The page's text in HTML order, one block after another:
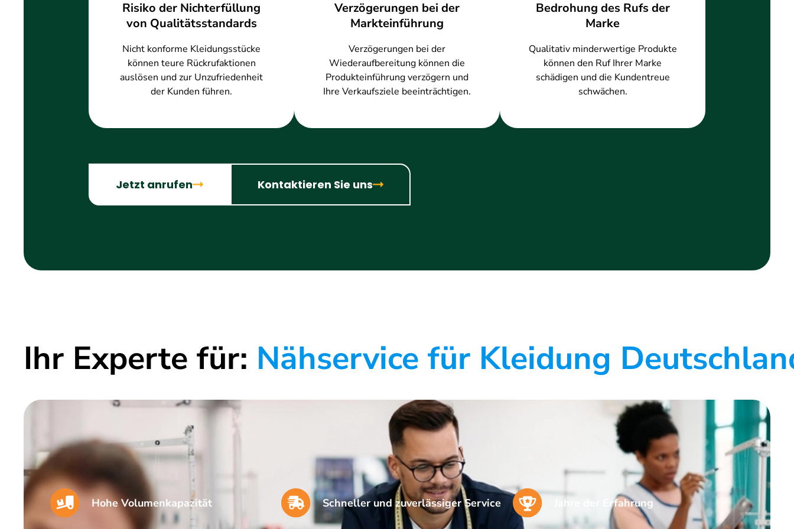
Risiko der Nichterfüllung
von Qualitätsstandards
Nicht konforme Kleidungsstücke
können teure Rückrufaktionen
auslösen und zur Unzufriedenheit
der Kunden führen.
Verzögerungen bei der
Markteinführung
Verzögerungen bei der
Wiederaufbereitung können die
Produkteinführung verzögern und
Ihre Verkaufsziele beeinträchtigen.
Bedrohung des Rufs der
Marke
Qualitativ minderwertige Produkte
können den Ruf Ihrer Marke
schädigen und die Kundentreue
schwächen.
Jetzt anrufen Kontaktieren Sie uns
Ihr Experte für: Nähservice für Kleidung
Hohe Volumenkapazität Schneller und zuverlässiger Service Jahre der Erfahrung